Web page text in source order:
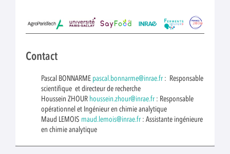
Contact
Pascal BONNARME pascal.bonnarme@inrae.fr : Responsable
scientifique et directeur de recherche
Houssein ZHOUR houssein.zhour@inrae.fr : Responsable
opérationnel et Ingénieur en chimie analytique
Maud LEMOIS maud.lemois@inrae.fr : Assistante ingénieure
en chimie analytique